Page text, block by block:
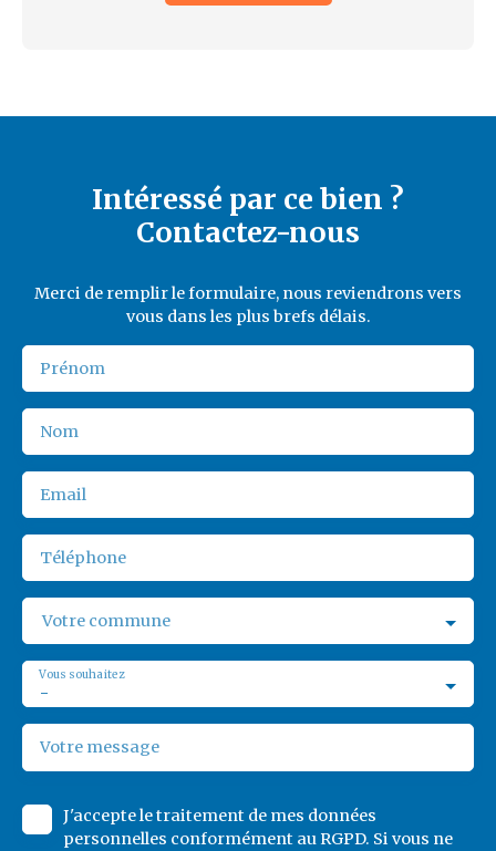
Intéressé par ce bien ?
Contactez-nous
Merci de remplir le formulaire, nous reviendrons vers
vous dans les plus brefs délais.
Prénom
Nom
Email
Téléphone
Votre commune
-
Vous souhaitez
Votre message
J'accepte le traitement de mes données
personnelles conformément au RGPD. Si vous ne